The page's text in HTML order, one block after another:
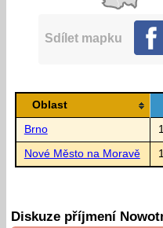
Sdílet mapku
Oblast
Brno 1
Nové Město na Moravě 1
Diskuze příjmení